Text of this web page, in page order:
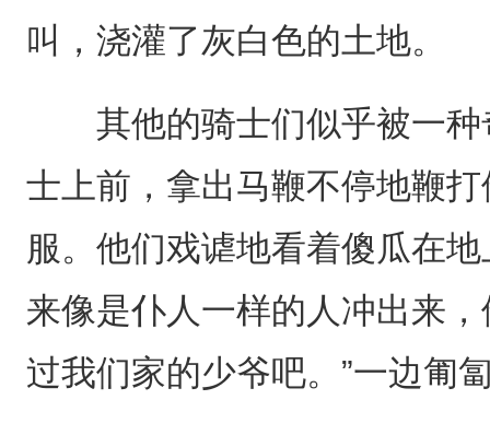
叫，浇灌了灰白色的土地。
其他的骑士们似乎被一种
士上前，拿出马鞭不停地鞭
服。他们戏谑地看着傻瓜在
来像是仆人一样的人冲出来
过我们家的少爷吧。”一边匍